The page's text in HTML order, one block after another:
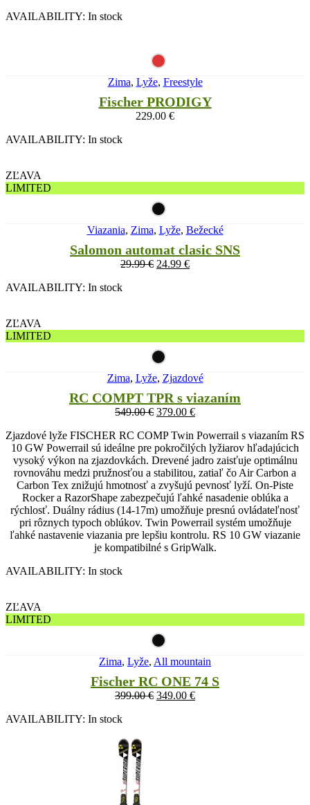
AVAILABILITY: In stock
Zima, Lyže, Freestyle
Fischer PRODIGY
229.00 €
AVAILABILITY: In stock
ZĽAVA
LIMITED
Viazania, Zima, Lyže, Bežecké
Salomon automat clasic SNS
29.99€ 24.99 €
AVAILABILITY: In stock
ZĽAVA
LIMITED
Zima, Lyže, Zjazdové
RC COMPT TPR s viazaním
549.00€ 379.00 €
Zjazdové lyže FISCHER RC COMP Twin Powerrail s viazaním RS
10 GW Powerrail sú ideálne pre pokročilých lyžiarov hľadajúcich
vysoký výkon na zjazdovkách. Drevené jadro zaisťuje optimálnu
rovnováhu medzi pružnosťou a stabilitou, zatiaľ čo Air Carbon a
Carbon Tex znižujú hmotnosť a zvyšujú pevnosť lyží. On-Piste
Rocker a RazorShape zabezpečujú ľahké nasadenie oblúka a
rýchlosť. Duálny rádius (14-17m) umožňuje presnú ovládateľnosť
pri rôznych typoch oblúkov. Twin Powerrail systém umožňuje
ľahké nastavenie viazania pre lepšiu kontrolu. RS 10 GW viazanie
je kompatibilné s GripWalk.
AVAILABILITY: In stock
ZĽAVA
LIMITED
Zima, Lyže, All mountain
Fischer RC ONE 74 S
399.00€ 349.00 €
AVAILABILITY: In stock